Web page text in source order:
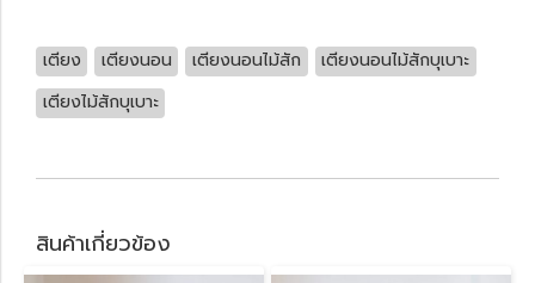
เตียง เตียงนอน เตียงนอนไม้สัก
เตียงนอนไม้สักบุเบาะ
เตียงไม้สักบุเบาะ
สินค้าเกี่ยวข้อง